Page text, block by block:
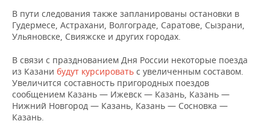
В пути следования также запланированы остановки в
Гудермесе, Астрахани, Волгограде, Саратове, Сызрани,
Ульяновске, Свияжске и других городах.
В связи с празднованием Дня России некоторые поезда
из Казани будут курсировать с увеличенным составом.
Увеличится составность пригородных поездов
сообщением Казань — Ижевск — Казань, Казань —
Нижний Новгород — Казань, Казань — Сосновка —
Казань.